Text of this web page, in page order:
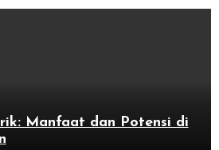
Manfaat dan Potensi di